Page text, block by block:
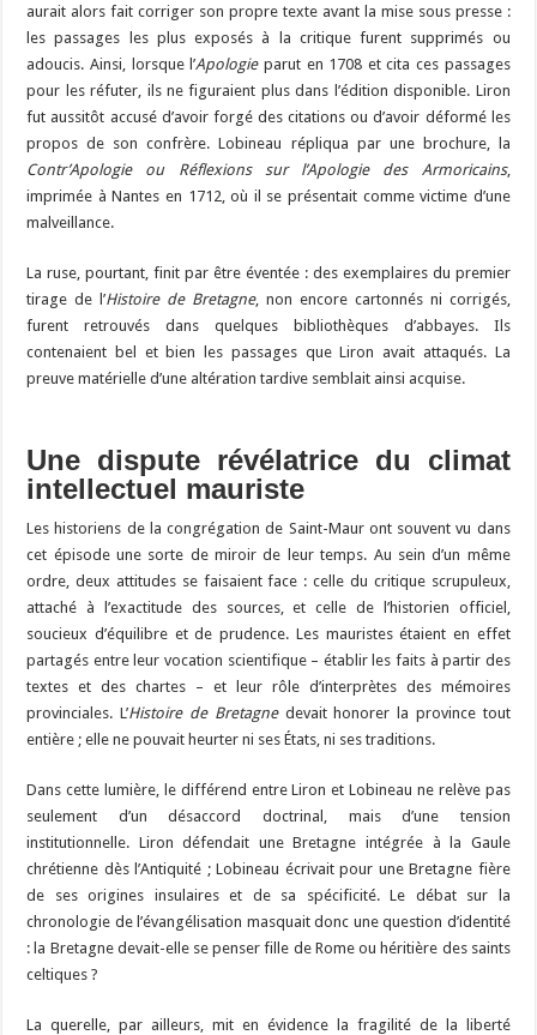
aurait alors fait corriger son propre texte avant la mise sous presse :
les passages les plus exposés à la critique furent supprimés ou
adoucis. Ainsi, lorsque l’Apologieparut en 1708 et cita ces passages
pour les réfuter, ils ne figuraient plus dans l’édition disponible. Liron
fut aussitôt accusé d’avoir forgé des citations ou d’avoir déformé les
propos de son confrère. Lobineau répliqua par une brochure, la
Contr’Apologie ou Réflexions sur l’Apologie des Armoricains,
imprimée à Nantes en 1712, où il se présentait comme victime d’une
malveillance.
La ruse, pourtant, finit par être éventée : des exemplaires du premier
tirage de l’Histoire de Bretagne, non encore cartonnés ni corrigés,
furent retrouvés dans quelques bibliothèques d’abbayes. Ils
contenaient bel et bien les passages que Liron avait attaqués. La
preuve matérielle d’une altération tardive semblait ainsi acquise.
Une dispute révélatrice du climat
intellectuel mauriste
Les historiens de la congrégation de Saint-Maur ont souvent vu dans
cet épisode une sorte de miroir de leur temps. Au sein d’un même
ordre, deux attitudes se faisaient face : celle du critique scrupuleux,
attaché à l’exactitude des sources, et celle de l’historien officiel,
soucieux d’équilibre et de prudence. Les mauristes étaient en effet
partagés entre leur vocation scientifique – établir les faits à partir des
textes et des chartes – et leur rôle d’interprètes des mémoires
provinciales. L’Histoire de Bretagnedevait honorer la province tout
entière ; elle ne pouvait heurter ni ses États, ni ses traditions.
Dans cette lumière, le différend entre Liron et Lobineau ne relève pas
seulement d’un désaccord doctrinal, mais d’une tension
institutionnelle. Liron défendait une Bretagne intégrée à la Gaule
chrétienne dès l’Antiquité ; Lobineau écrivait pour une Bretagne fière
de ses origines insulaires et de sa spécificité. Le débat sur la
chronologie de l’évangélisation masquait donc une question d’identité
: la Bretagne devait-elle se penser fille de Rome ou héritière des saints
celtiques ?
La querelle, par ailleurs, mit en évidence la fragilité de la liberté